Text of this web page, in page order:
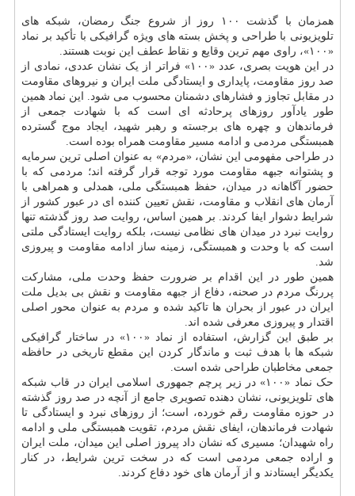
همزمان با گذشت ۱۰۰ روز از شروع جنگ رمضان، شبکه های
تلویزیونی با طراحی و پخش بسته های ویژه گرافیکی با تأکید بر نماد
«۱۰۰»، راوی مهم ترین وقایع و نقاط عطف این نوبت هستند.
در این هویت بصری، عدد «۱۰۰» فراتر از یک نشان عددی، نمادی از
صد روز مقاومت، پایداری و ایستادگی ملت ایران و نیروهای مقاومت
در مقابل تجاوز و فشارهای دشمنان محسوب می شود. این نماد همین
طور یادآور روزهای پرحادثه ای است که با شهادت جمعی از
فرماندهان و چهره های برجسته و رهبر شهید، ایجاد موج گسترده
همبستگی مردمی و ادامه مسیر مقاومت همراه بوده است.
در طراحی مفهومی این نشان، «مردم» به عنوان اصلی ترین سرمایه
و پشتوانه جبهه مقاومت مورد توجه قرار گرفته اند؛ مردمی که با
حضور آگاهانه در میدان، حفظ همبستگی ملی، همدلی و همراهی با
آرمان های انقلاب و مقاومت، نقش تعیین کننده ای در عبور کشور از
شرایط دشوار ایفا کردند. بر همین اساس، روایت صد روز گذشته تنها
روایت نبرد در میدان های نظامی نیست، بلکه روایت ایستادگی ملتی
است که با وحدت و همبستگی، زمینه ساز ادامه مقاومت و پیروزی
شد.
همین طور در این اقدام بر ضرورت حفظ وحدت ملی، مشارکت
پررنگ مردم در صحنه، دفاع از جبهه مقاومت و نقش بی بدیل ملت
ایران در عبور از بحران ها تاکید شده و مردم به عنوان محور اصلی
اقتدار و پیروزی معرفی شده اند.
بر طبق این گزارش، استفاده از نماد «۱۰۰» در ساختار گرافیکی
شبکه ها با هدف ثبت و ماندگار کردن این مقطع تاریخی در حافظه
جمعی مخاطبان طراحی شده است.
حک نماد «۱۰۰» در زیر پرچم جمهوری اسلامی ایران در قاب شبکه
های تلویزیونی، نشان دهنده تصویری جامع از آنچه در صد روز گذشته
در حوزه مقاومت رقم خورده، است؛ از روزهای نبرد و ایستادگی تا
شهادت فرماندهان، ایفای نقش مردم، تقویت همبستگی ملی و ادامه
راه شهیدان؛ مسیری که نشان داد پیروز اصلی این میدان، ملت ایران
و اراده جمعی مردمی است که در سخت ترین شرایط، در کنار
یکدیگر ایستادند و از آرمان های خود دفاع کردند.